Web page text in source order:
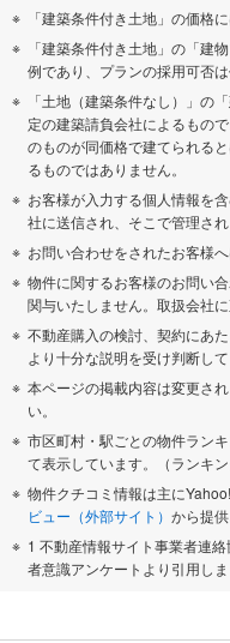
「建築条件付き土地」の価格
「建築条件付き土地」の「建
例であり、プランの採用可否は
「土地（建築条件なし）」の
定の建築請負会社によるもの
のものが同価格で建てられる
るものではありません。
お客様が入力する個人情報を
社に送信され、そこで管理され
お問い合わせをされたお客様
物件に関するお客様のお問い
関与いたしません。取扱会社に
不動産購入の検討、契約にあ
より十分な説明を受け判断して
本ページの掲載内容は変更さ
い。
市区町村・駅ごとの物件ラン
て表示しています。（ランキ
物件クチコミ情報は主に
ビュー（外部サイト） から提
1 不動産情報サイト事業者連
者意識アンケートより引用しま